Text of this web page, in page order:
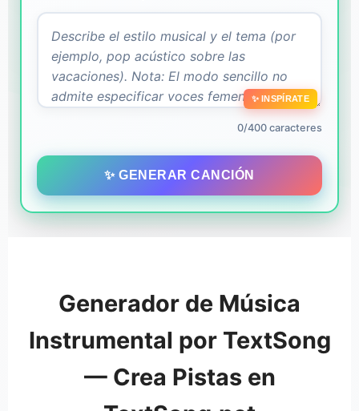
✨ INSPÍRATE
0/400 caracteres
✨ GENERAR CANCIÓN
Generador de Música
Instrumental por TextSong
— Crea Pistas en